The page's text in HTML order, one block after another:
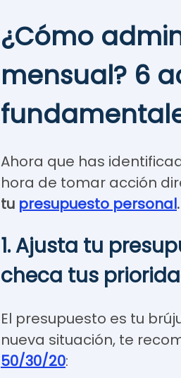
¿Cómo
mensual? 6
Ahora que has
hora de tomar acción
tu presupuesto personal.
1. Ajusta tu
checa tus
El presupuesto es tu
nueva situación, te
50/30/20: